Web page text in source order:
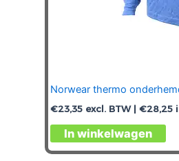
Norwear thermo
€23,35 excl. BTW | €28,25
In winkelwagen
Dit